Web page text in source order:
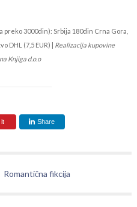
3000din): Srbija 180din Crna Gora,
DHL (7,5 EUR) | Realizacija kupovine
Knjiga d.o.o
it Share
Romantična fikcija